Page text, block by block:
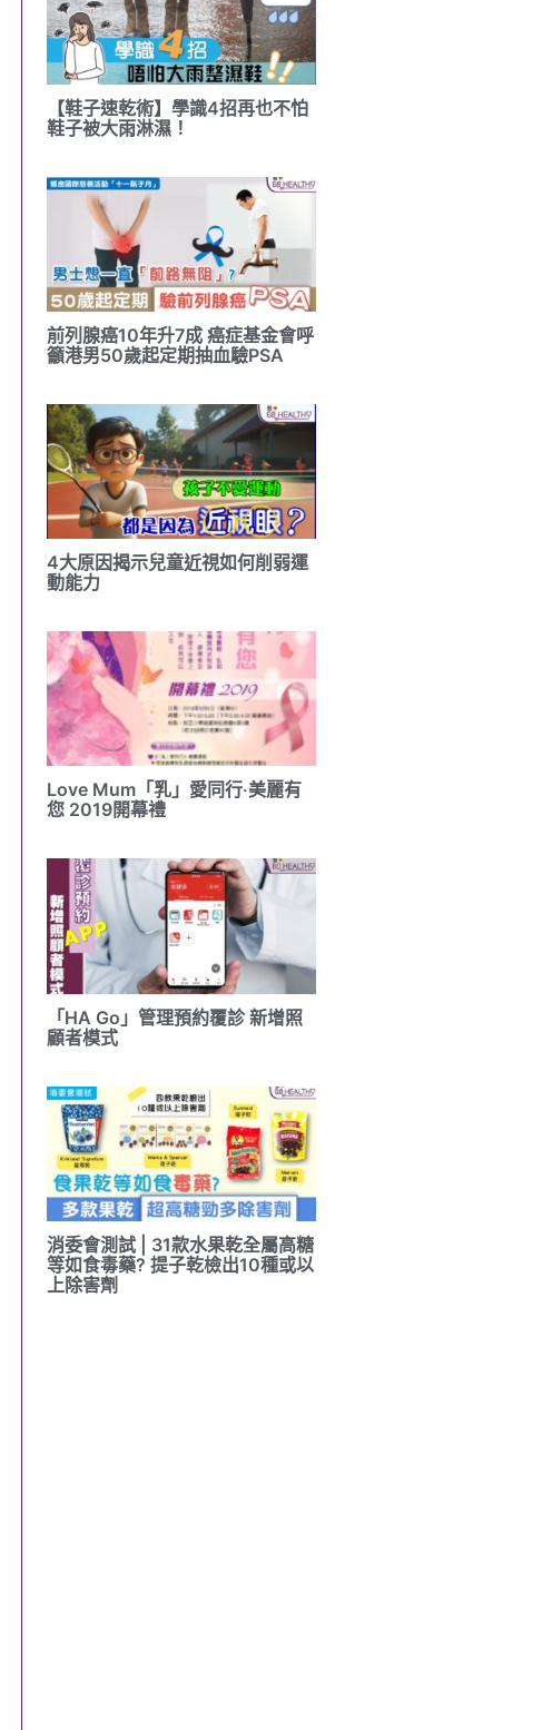
【鞋子速乾術】學識4招再也不怕
鞋子被大雨淋濕！
前列腺癌10年升7成 癌症基金會呼
籲港男50歲起定期抽血驗PSA
4大原因揭示兒童近視如何削弱運
動能力
Love Mum「乳」愛同行‧美麗有
您 2019開幕禮
「HA Go」管理預約覆診 新增照
顧者模式
消委會測試 | 31款水果乾全屬高糖
等如食毒藥? 提子乾檢出10種或以
上除害劑